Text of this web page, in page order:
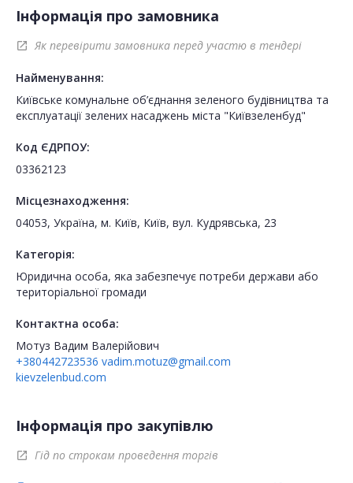
Інформація про замовника
open_in_new Як перевірити замовника перед участю в тендері
Найменування:
Київське комунальне об’єднання зеленого будівництва та
експлуатації зелених насаджень міста "Київзеленбуд"
Код ЄДРПОУ:
03362123
Місцезнаходження:
04053, Україна, м. Київ, Київ, вул. Кудрявська, 23
Категорія:
Юридична особа, яка забезпечує потреби держави або
територіальної громади
Контактна особа:
Мотуз Вадим Валерійович
+380442723536 vadim.motuz@gmail.com
kievzelenbud.com
Інформація про закупівлю
open_in_new Гід по строкам проведення торгів